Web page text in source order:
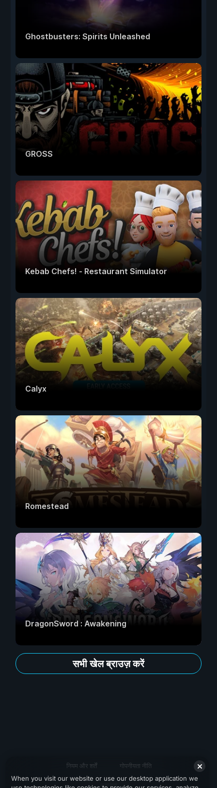
Ghostbusters: Spirits Unleashed
GROSS
Kebab Chefs! - Restaurant Simulator
Calyx
Romestead
DragonSword : Awakening
सभी खेल ब्राउज़ करें
नियम और शर्तें गोपनीयता नीति
सहायता
When you visit our website or use our desktop application we